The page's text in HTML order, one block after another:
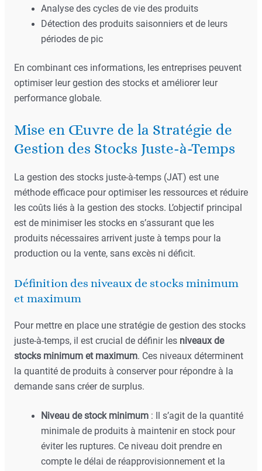
Analyse des cycles de vie des produits
Détection des produits saisonniers et de leurs
périodes de pic
En combinant ces informations, les entreprises peuvent
optimiser leur gestion des stocks et améliorer leur
performance globale.
Mise en Œuvre de la Stratégie de
Gestion des Stocks Juste-à-Temps
La gestion des stocks juste-à-temps (JAT) est une
méthode efficace pour optimiser les ressources et réduire
les coûts liés à la gestion des stocks. L’objectif principal
est de minimiser les stocks en s’assurant que les
produits nécessaires arrivent juste à temps pour la
production ou la vente, sans excès ni déficit.
Définition des niveaux de stocks minimum
et maximum
Pour mettre en place une stratégie de gestion des stocks
juste-à-temps, il est crucial de définir les niveaux de
stocks minimum et maximum. Ces niveaux déterminent
la quantité de produits à conserver pour répondre à la
demande sans créer de surplus.
Niveau de stock minimum : Il s’agit de la quantité
minimale de produits à maintenir en stock pour
éviter les ruptures. Ce niveau doit prendre en
compte le délai de réapprovisionnement et la